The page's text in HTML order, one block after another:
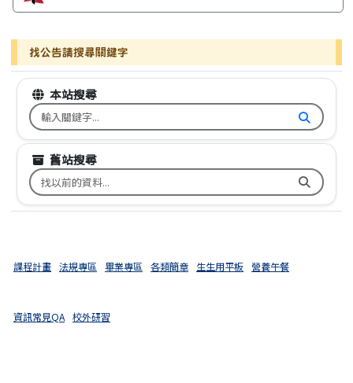
找公告請搜尋關鍵字
本站搜尋
搜尋台南市文元國小全球資訊網關鍵字
舊站搜尋
搜尋台南市文元國小舊校網關鍵字
課程計畫 法規專區 畢業專區 各類簡章 生生用平板 營養午餐
資訊常見QA 校外研習